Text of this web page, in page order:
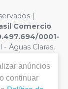
|
Comercio
0001-
- Águas Claras,
- Os preços e
Em
anúncios
continuar